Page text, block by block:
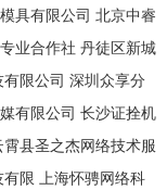
具有限公司 北京中睿
业合作社 丹徒区新城
限公司 深圳众享分
有限公司 长沙证拴机
霄县圣之杰网络技术服
有限
上海怀骋网络科